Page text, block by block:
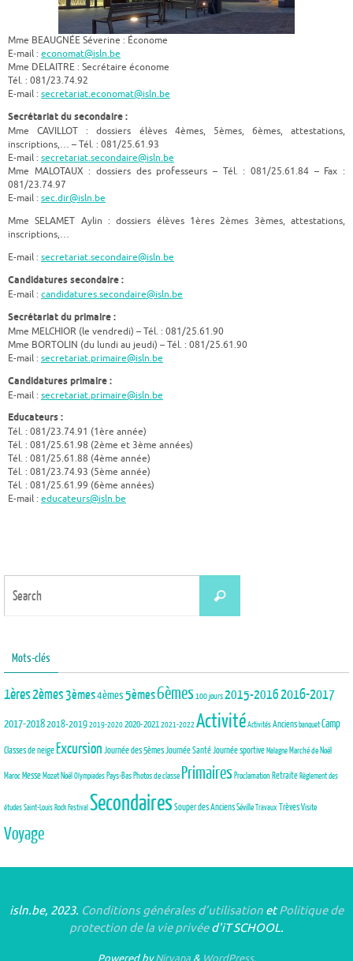
Mme BEAUGNÉE Séverine : Économe
E-mail : economat@isln.be
Mme DELAITRE : Secrétaire économe
Tél. : 081/23.74.92
E-mail : secretariat.economat@isln.be
Secrétariat du secondaire :
Mme CAVILLOT : dossiers élèves 4èmes, 5èmes, 6èmes, attestations,
inscriptions,… – Tél. : 081/25.61.93
E-mail : secretariat.secondaire@isln.be
Mme MALOTAUX : dossiers des professeurs – Tél. : 081/25.61.84 – Fax :
081/23.74.97
E-mail : sec.dir@isln.be
Mme SELAMET Aylin : dossiers élèves 1ères 2èmes 3èmes, attestations,
inscriptions,…
E-mail : secretariat.secondaire@isln.be
Candidatures secondaire :
E-mail : candidatures.secondaire@isln.be
Secrétariat du primaire :
Mme MELCHIOR (le vendredi) – Tél. : 081/25.61.90
Mme BORTOLIN (du lundi au jeudi) – Tél. : 081/25.61.90
E-mail : secretariat.primaire@isln.be
Candidatures primaire :
E-mail : secretariat.primaire@isln.be
Educateurs :
Tél. : 081/23.74.91 (1ère année)
Tél. : 081/25.61.98 (2ème et 3ème années)
Tél. : 081/25.61.88 (4ème année)
Tél. : 081/23.74.93 (5ème année)
Tél. : 081/25.61.99 (6ème années)
E-mail : educateurs@isln.be
Search
Mots-clés
1ères2èmes3èmes4èmes5èmes6èmes100 jours2015-20162016-2017
2017-20182018-20192019-20202020-20212021-2022ActivitéActivitésAnciensbanquetCamp
Classes de neige Excursion Journée des 5èmesJournée SantéJournée sportive Malagne Marché de Noël
Maroc Messe Mozet Noël Olympiades Pays-Bas Photos de classe Primaires Proclamation Retraite Règlement des
étudesSaint-Louis Rock Festival SecondairesSouper des AnciensSéville TravauxTrèvesVisite
Voyage
isln.be, 2023. Conditions générales d’utilisation etPolitique de
protection de la vie privéed'iT SCHOOL.